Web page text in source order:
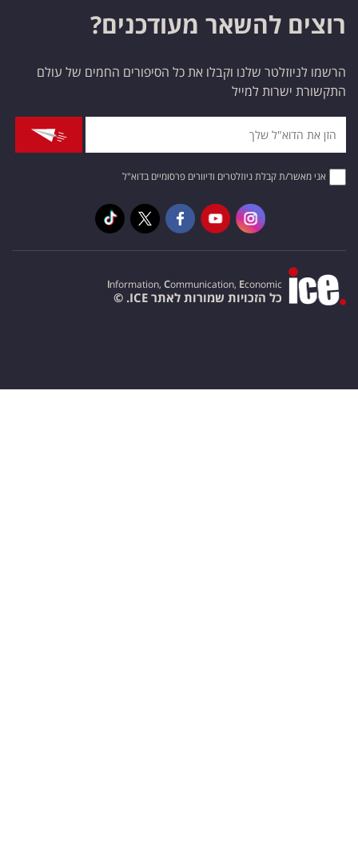
רוצים להשאר מעודכנים?
הרשמו לניוזלטר שלנו וקבלו את כל הסיפורים החמים של עולם
התקשורת ישרות למייל
אני מאשר/ת קבלת ניוזלטרים ודיוורים פרסומיים בדוא"ל
Information, Communication, Economic
כל הזכויות שמורות לאתר ICE. ©